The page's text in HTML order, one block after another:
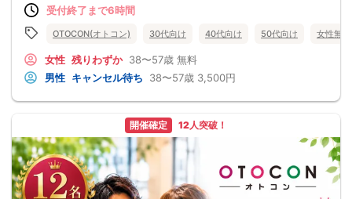
受付終了まで6時間
OTOCON(オトコン) 30代向け 40代向け 50代向け 女性無料
女性 残りわずか 38〜57歳 無料
男性 キャンセル待ち 38〜57歳 3,500円
開催確定 12人突破！